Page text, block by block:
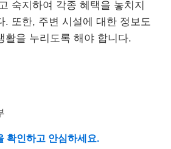
숙지하여 각종 혜택을 놓치지
. 또한, 주변 시설에 대한 정보도
활을 누리도록 해야 합니다.
확인하고 안심하세요.